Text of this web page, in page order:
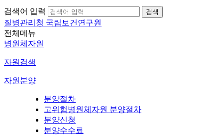
검색어 입력
질병관리청 국립보건연구원
전체메뉴
병원체자원
자원검색
자원분양
분양절차
고위험병원체자원 분양절차
분양신청
분양수수료